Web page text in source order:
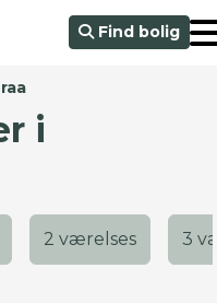
Find bolig
i
2 værelses 3